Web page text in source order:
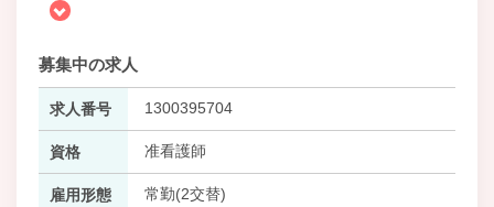
募集中の求人
求人番号 1300395704
資格 准看護師
雇用形態 常勤(2交替)